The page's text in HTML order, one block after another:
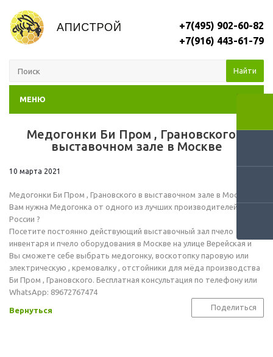
+7(495) 902-60-82
+7(916) 443-61-79
Найти
МЕНЮ
Медогонки Би Пром , Грановского в
выставочном зале в Москве
10 марта 2021
Медогонки Би Пром , Грановского в выставочном зале в Москве
Вам нужна Медогонка от одного из лучших производителей в
России ?
Посетите постоянно действующий выставочный зал пчело
инвентаря и пчело оборудования в Москве на улице Верейская и
Вы сможете себе выбрать медогонку, воскотопку паровую или
электрическую , кремовалку , отстойники для мёда производства
Би Пром , Грановского. Бесплатная консультация по телефону или
WhatsApp: 89672767474
Вернуться Поделиться